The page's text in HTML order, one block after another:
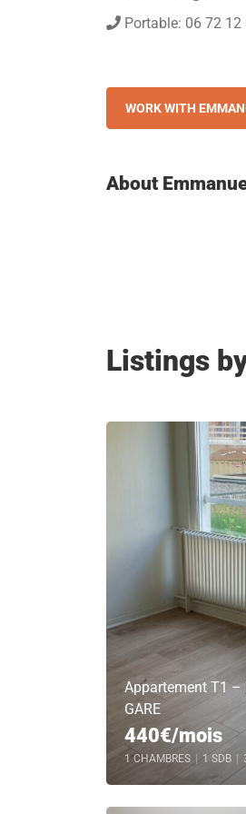
Portable: 06 72 12
WORK WITH
About
Listings
Appartement T1 –
GARE
440€/mois
1 CHAMBRES 1 SDB